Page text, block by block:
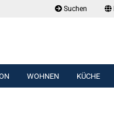
Suchen
WOHNEN KÜCHE